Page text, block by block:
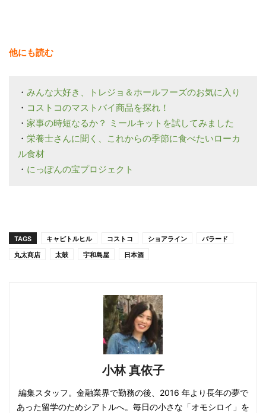
他にも読む
・ みんな大好き、トレジョ＆ホールフーズのお気に入り
・ コストコのマストバイ商品を探れ！
・ 家事の時短なるか？ ミールキットを試してみました
・ 栄養士さんに聞く、これからの季節に食べたいローカ
ル食材
・ にっぽんの宝プロジェクト
TAGS キャピトルヒル コストコ ショアライン
バラード
丸太商店
太鼓 宇和島屋 日本酒
小林 真依子
編集スタッフ。金融業界で勤務の後、2016 年より長年の夢で
あった留学のためシアトルへ。毎日の小さな「オモシロイ」を